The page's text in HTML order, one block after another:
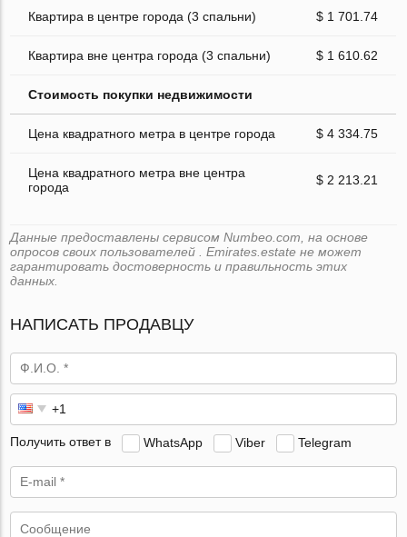
Квартира в центре города (3 спальни) $ 1 701.74
Квартира вне центра города (3 спальни) $ 1 610.62
Стоимость покупки недвижимости
Цена квадратного метра в центре города $ 4 334.75
Цена квадратного метра вне центра
города
$ 2 213.21
Данные предоставлены сервисом Numbeo.com, на основе
опросов своих пользователей . Emirates.estate не может
гарантировать достоверность и правильность этих
данных.
НАПИСАТЬ ПРОДАВЦУ
Получить ответ в WhatsApp Viber Telegram